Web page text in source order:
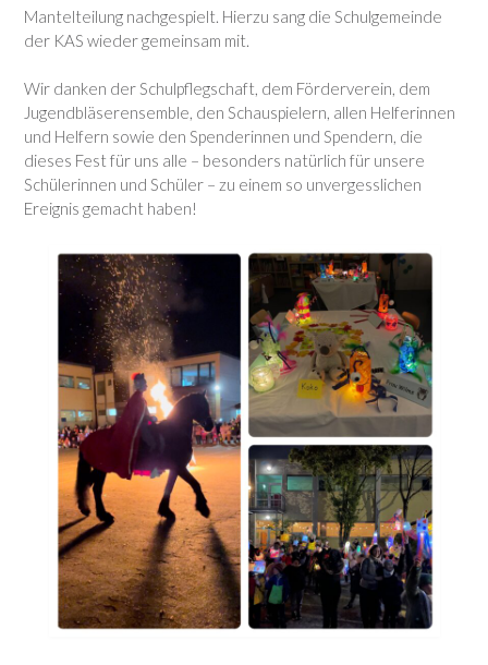
Mantelteilung nachgespielt. Hierzu sang die Schulgemeinde
der KAS wieder gemeinsam mit.
Wir danken der Schulpflegschaft, dem Förderverein, dem
Jugendbläserensemble, den Schauspielern, allen Helferinnen
und Helfern sowie den Spenderinnen und Spendern, die
dieses Fest für uns alle – besonders natürlich für unsere
Schülerinnen und Schüler – zu einem so unvergesslichen
Ereignis gemacht haben!